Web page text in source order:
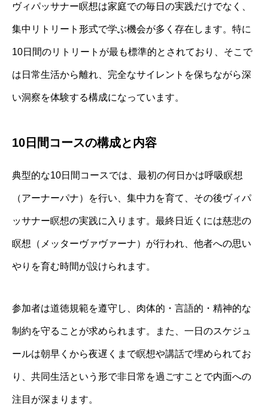
ヴィパッサナー瞑想は家庭での毎日の実践だけでなく、
集中リトリート形式で学ぶ機会が多く存在します。特に
10日間のリトリートが最も標準的とされており、そこで
は日常生活から離れ、完全なサイレントを保ちながら深
い洞察を体験する構成になっています。
10日間コースの構成と内容
典型的な10日間コースでは、最初の何日かは呼吸瞑想
（アーナーパナ）を行い、集中力を育て、その後ヴィパ
ッサナー瞑想の実践に入ります。最終日近くには慈悲の
瞑想（メッターヴァヴァーナ）が行われ、他者への思い
やりを育む時間が設けられます。
参加者は道徳規範を遵守し、肉体的・言語的・精神的な
制約を守ることが求められます。また、一日のスケジュ
ールは朝早くから夜遅くまで瞑想や講話で埋められてお
り、共同生活という形で非日常を過ごすことで内面への
注目が深まります。